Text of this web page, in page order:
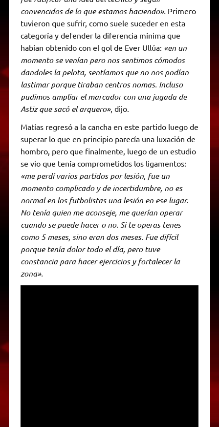
convencidos de lo que estamos haciendo». Primero
tuvieron que sufrir, como suele suceder en esta
categoría y defender la diferencia mínima que
habían obtenido con el gol de Ever Ullúa: «en un
momento se venían pero nos sentimos cómodos
dandoles la pelota, sentíamos que no nos podían
lastimar porque tiraban centros nomas. Incluso
pudimos ampliar el marcador con una jugada de
Astiz que sacó el arquero», dijo.
Matías regresó a la cancha en este partido luego de
superar lo que en principio parecía una luxación de
hombro, pero que finalmente, luego de un estudio
se vio que tenía comprometidos los ligamentos:
«me perdí varios partidos por lesión, fue un
momento complicado y de incertidumbre, no es
normal en los futbolistas una lesión en ese lugar.
No tenía quien me aconseje, me querían operar
cuando se puede hacer o no. Si te operas tenes
como 5 meses, sino eran dos meses. Fue difícil
porque tenía dolor todo el día, pero tuve
constancia para hacer ejercicios y fortalecer la
zona».